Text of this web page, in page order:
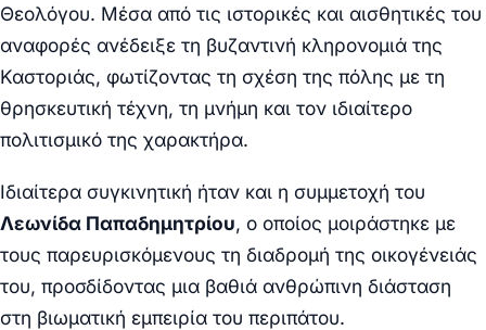
Θεολόγου. Μέσα από τις ιστορικές και αισθητικές του
αναφορές ανέδειξε τη βυζαντινή κληρονομιά της
Καστοριάς, φωτίζοντας τη σχέση της πόλης με τη
θρησκευτική τέχνη, τη μνήμη και τον ιδιαίτερο
πολιτισμικό της χαρακτήρα.
Ιδιαίτερα συγκινητική ήταν και η συμμετοχή του
Λεωνίδα Παπαδημητρίου, ο οποίος μοιράστηκε με
τους παρευρισκόμενους τη διαδρομή της οικογένειάς
του, προσδίδοντας μια βαθιά ανθρώπινη διάσταση
στη βιωματική εμπειρία του περιπάτου.